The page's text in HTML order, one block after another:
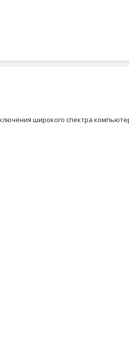
широкого спектра